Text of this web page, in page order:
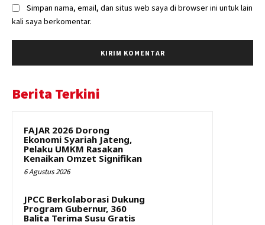
Simpan nama, email, dan situs web saya di browser ini untuk lain
kali saya berkomentar.
Berita Terkini
FAJAR 2026 Dorong
Ekonomi Syariah Jateng,
Pelaku UMKM Rasakan
Kenaikan Omzet Signifikan
6 Agustus 2026
JPCC Berkolaborasi Dukung
Program Gubernur, 360
Balita Terima Susu Gratis